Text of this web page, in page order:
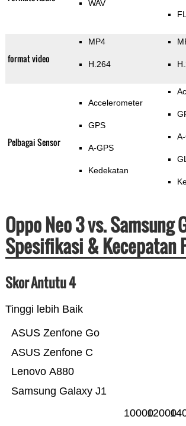
WAV
format video
MP4
H.264
Pelbagai Sensor
Accelerometer
GPS
A-GPS
Kedekatan
Oppo Neo 3 vs. Samsung
Spesifikasi & Kecepatan
Skor Antutu 4
Tinggi lebih Baik
Samsung Galaxy J1
Lenovo A880
ASUS Zenfone C
ASUS Zenfone Go
1000012000